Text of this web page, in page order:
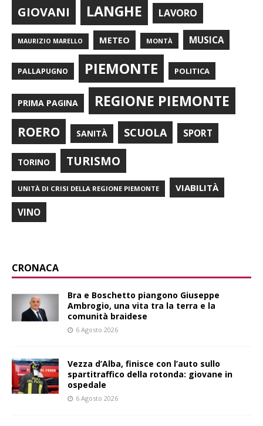
GIOVANI LANGHE LAVORO
MAURIZIO MARELLO METEO MONTÀ MUSICA
PALLAPUGNO PIEMONTE POLITICA
PRIMA PAGINA REGIONE PIEMONTE
ROERO SANITÀ SCUOLA SPORT
TORINO TURISMO
UNITÀ DI CRISI DELLA REGIONE PIEMONTE VIABILITÀ
VINO
CRONACA
Bra e Boschetto piangono Giuseppe
Ambrogio, una vita tra la terra e la
comunità braidese
6 Agosto 2026
Vezza d’Alba, finisce con l’auto sullo
spartitraffico della rotonda: giovane in
ospedale
6 Agosto 2026